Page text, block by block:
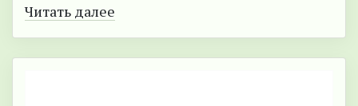
Читать далее